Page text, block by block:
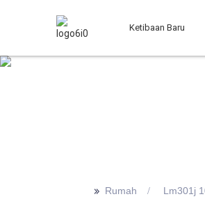
Ketibaan Baru
>> Rumah Lm301j